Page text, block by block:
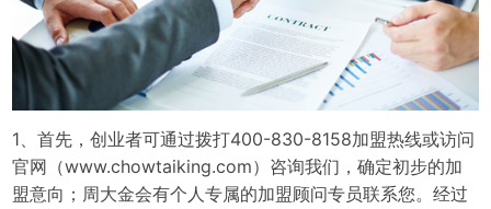
1、首先，创业者可通过拨打400-830-8158加盟热线或访问
官网（www.chowtaiking.com）咨询我们，确定初步的加
盟意向；周大金会有个人专属的加盟顾问专员联系您。经过